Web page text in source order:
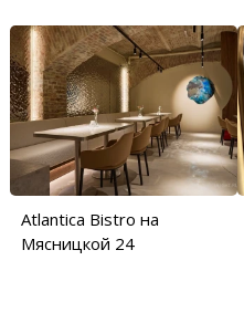
Atlantica Bistro на
Мясницкой 24